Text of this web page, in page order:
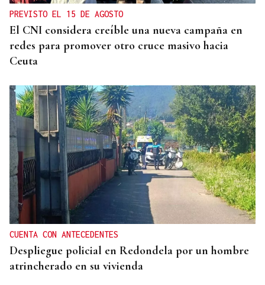
PREVISTO EL 15 DE AGOSTO
El CNI considera creíble una nueva campaña en
redes para promover otro cruce masivo hacia
Ceuta
CUENTA CON ANTECEDENTES
Despliegue policial en Redondela por un hombre
atrincherado en su vivienda